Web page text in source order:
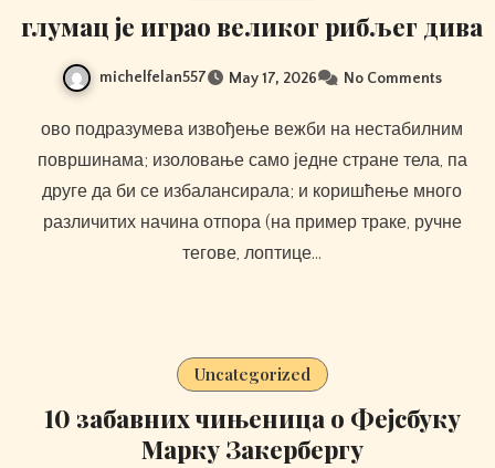
глумац је играо великог рибљег дива
michelfelan557 May 17, 2026 No Comments
ово подразумева извођење вежби на нестабилним
површинама; изоловање само једне стране тела, па
друге да би се избалансирала; и коришћење много
различитих начина отпора (на пример траке, ручне
тегове, лоптице…
Uncategorized
10 забавних чињеница о Фејсбуку
Марку Закербергу